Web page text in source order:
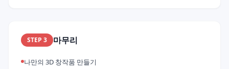
STEP 3 마무리
나만의 3D 창작품 만들기